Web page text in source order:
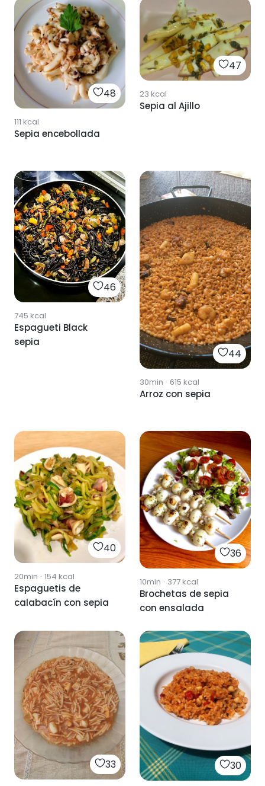
48
111 kcal
Sepia encebollada
47
23 kcal
Sepia al Ajillo
46
745 kcal
Espagueti Black
sepia
44
30min · 615 kcal
Arroz con sepia
40
20min · 154 kcal
Espaguetis de
calabacín con sepia
36
10min · 377kcal
Brochetas de sepia
con ensalada
33 30